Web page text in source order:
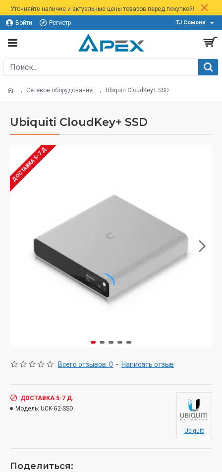
Уточняйте наличие и актуальные цены товаров перед покупкой!
Войти Регистр TJ Сомони
Сетевое оборудование Ubiquiti CloudKey+ SSD
Ubiquiti CloudKey+ SSD
ДОСТАВКА 5-7 Д.
Всего отзывов: 0 - Написать отзыв
ДОСТАВКА 5-7 Д.
Модель: UCK-G2-SSD
Ubiquiti
Поделиться: